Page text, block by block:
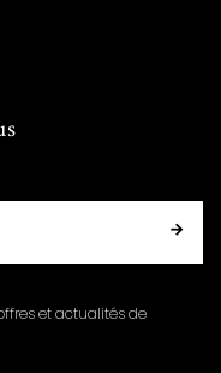
et actualités de